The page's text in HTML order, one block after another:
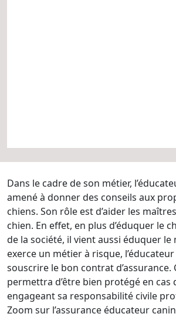
Dans le cadre de son métier,
amené à donner des conseils aux
chiens. Son rôle est d’aider les
chien. En effet, en plus d’éduquer le
de la société, il vient aussi éduquer le
exerce un métier à risque,
souscrire le bon contrat d’assurance.
permettra d’être bien protégé en cas
engageant sa responsabilité civile
Zoom sur l’assurance éducateur